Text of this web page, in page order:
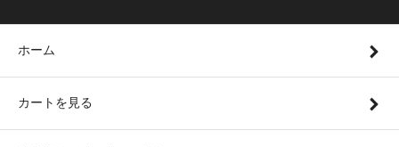
ホーム
カートを見る